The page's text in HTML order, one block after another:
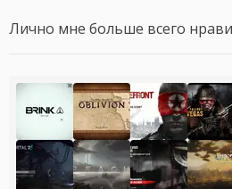
Лично мне больше всего